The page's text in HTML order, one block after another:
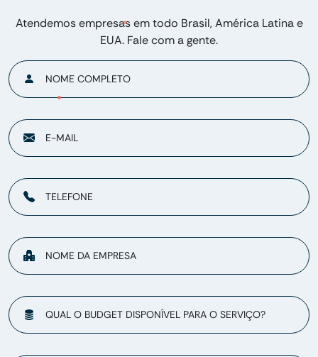
Atendemos empresas em todo Brasil, América Latina e
EUA. Fale com a gente.
NOME COMPLETO
E-MAIL
TELEFONE
NOME DA EMPRESA
QUAL O BUDGET DISPONÍVEL PARA O SERVIÇO?